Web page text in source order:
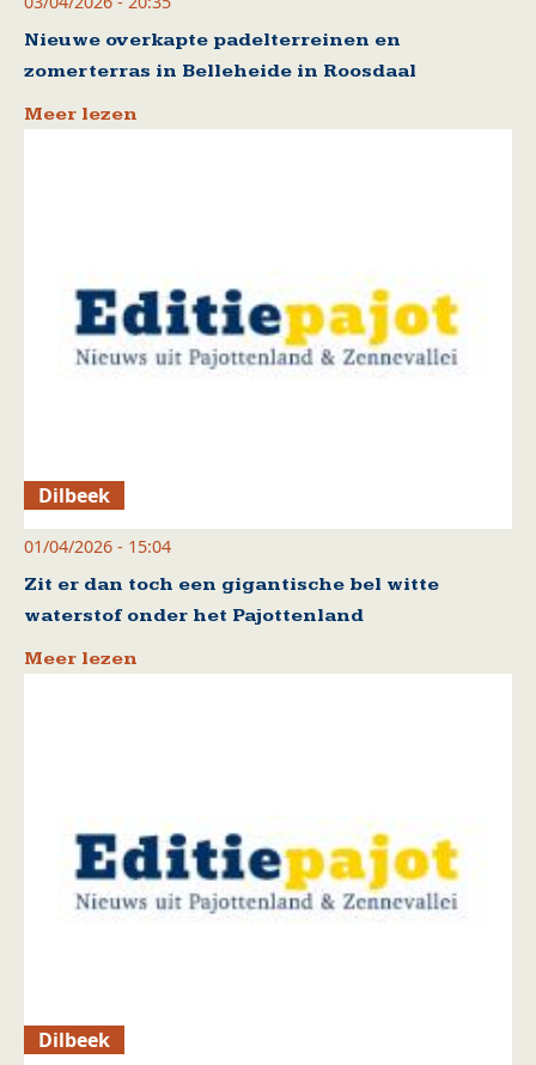
Nieuwe overkapte padelterreinen en
zomerterras in Belleheide in Roosdaal
Meer lezen
Dilbeek
01/04/2026 - 15:04
Zit er dan toch een gigantische bel witte
waterstof onder het Pajottenland
Meer lezen
Dilbeek